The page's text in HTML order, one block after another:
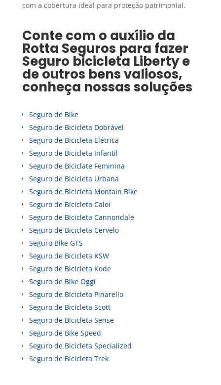
com a cobertura ideal para proteção patrimonial.
Conte com o auxílio da
Rotta Seguros para fazer
Seguro bicicleta Libertye
de outros bens valiosos,
conheça nossas soluções
Seguro de Bike
Seguro de Bicicleta Dobrável
Seguro de Bicicleta Elétrica
Seguro de Bicicleta Infantil
Seguro de Biciclate Feminina
Seguro de Bicicleta Urbana
Seguro de Bicicleta Montain Bike
Seguro de Bicicleta Caloi
Seguro de Bicicleta Cannondale
Seguro de Bicicleta Cervelo
Seguro Bike GTS
Seguro de Bicicleta KSW
Seguro de Bicicleta Kode
Seguro de Bike Oggi
Seguro de Bicicleta Pinarello
Seguro de Bicicleta Scott
Seguro de Bicicleta Sense
Seguro de Bike Speed
Seguro de Bicicleta Specialized
Seguro de Bicicleta Trek